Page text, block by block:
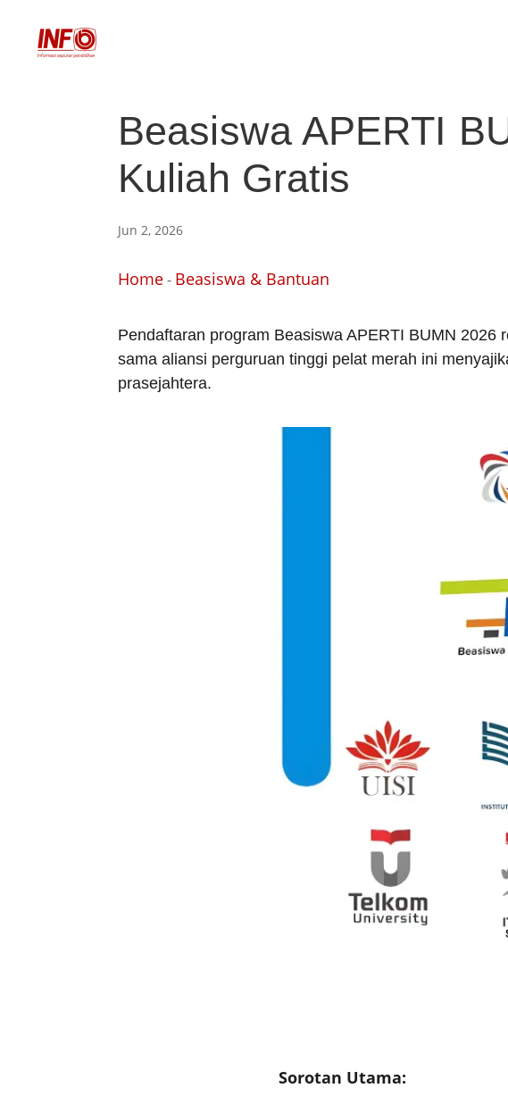
Beasiswa APERTI
Kuliah Gratis
Jun 2, 2026
Home- Beasiswa & Bantuan
Pendaftaran program Beasiswa APERTI BUMN
sama aliansi perguruan tinggi pelat merah ini
prasejahtera.
Sorotan Utama: